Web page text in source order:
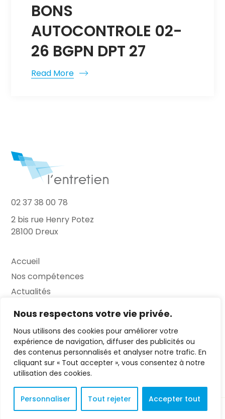
Nous respectons votre vie privée.
Nous utilisons des cookies pour améliorer votre
expérience de navigation, diffuser des publicités ou
des contenus personnalisés et analyser notre trafic. En
cliquant sur « Tout accepter », vous consentez à notre
utilisation des cookies.
Personnaliser Tout rejeter Accepter tout
BONS
AUTOCONTROLE 02-
26 BGPN DPT 27
Read More
02 37 38 00 78
2 bis rue Henry Potez
28100 Dreux
Accueil
Nos compétences
Actualités
Contact
FAQ
Mentions légales
© 2023 L'Entretien